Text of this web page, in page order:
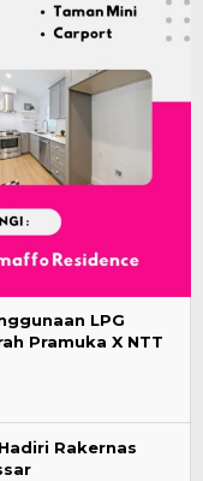
LPG
Pramuka X NTT
Rakernas